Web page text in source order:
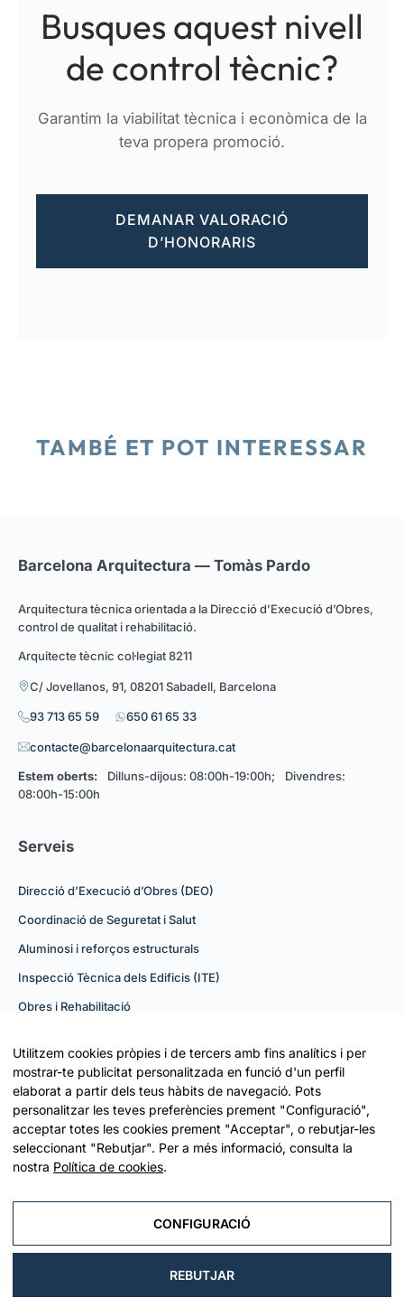
Busques aquest nivell
de control tècnic?
Garantim la viabilitat tècnica i econòmica de la
teva propera promoció.
DEMANAR VALORACIÓ
D’HONORARIS
TAMBÉ ET POT INTERESSAR
Barcelona Arquitectura — Tomàs Pardo
Arquitectura tècnica orientada a la Direcció d’Execució d’Obres,
control de qualitat i rehabilitació.
Arquitecte tècnic col·legiat 8211
C/ Jovellanos, 91, 08201 Sabadell, Barcelona
93 713 65 59 650 61 65 33
contacte@barcelonaarquitectura.cat
Estem oberts:
Dilluns-dijous: 08:00h-19:00h; Divendres:
08:00h-15:00h
Serveis
Direcció d’Execució d’Obres (DEO)
Coordinació de Seguretat i Salut
Aluminosi i reforços estructurals
Inspecció Tècnica dels Edificis (ITE)
Obres i Rehabilitació
Navegació
L’Estudi
Projectes
Contacte
© 2026 BARCELONA ARQUITECTURA. TOTS ELS
DRETS RESERVATS.
POLÍTICA DE PRIVACITAT
Utilitzem cookies pròpies i de tercers amb fins analítics i per
mostrar-te publicitat personalitzada en funció d'un perfil
elaborat a partir dels teus hàbits de navegació. Pots
personalitzar les teves preferències prement "Configuració",
acceptar totes les cookies prement "Acceptar", o rebutjar-les
seleccionant "Rebutjar". Per a més informació, consulta la
nostra Política de cookies.
CONFIGURACIÓ
REBUTJAR